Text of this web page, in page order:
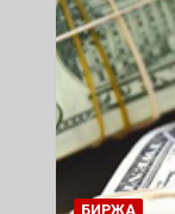
БИРЖА